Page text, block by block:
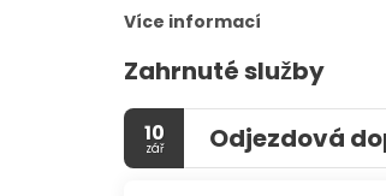
Více informací
Zahrnuté služby
10
zář Odjezdová